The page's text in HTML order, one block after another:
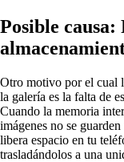
Posible causa:
Otro motivo por el cual
la galería es la falta de
Cuando la memoria
imágenes no se
libera espacio en tu
trasladándolos a una